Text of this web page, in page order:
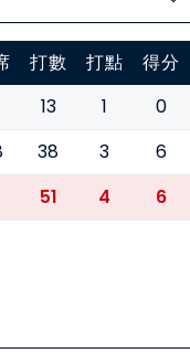
打數 打點 得分
13 1 0
38 3 6
51 4 6